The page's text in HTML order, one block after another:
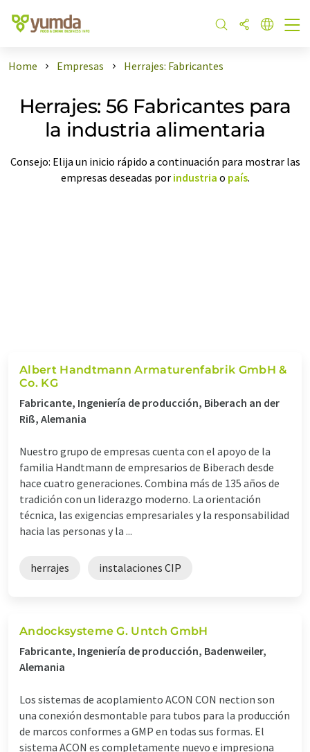
Home Empresas Herrajes: Fabricantes
Herrajes: 56 Fabricantes para
la industria alimentaria
Consejo: Elija un inicio rápido a continuación para mostrar las
empresas deseadas por industria o país.
Albert Handtmann Armaturenfabrik GmbH &
Co. KG
Fabricante, Ingeniería de producción, Biberach an der
Riß, Alemania
Nuestro grupo de empresas cuenta con el apoyo de la
familia Handtmann de empresarios de Biberach desde
hace cuatro generaciones. Combina más de 135 años de
tradición con un liderazgo moderno. La orientación
técnica, las exigencias empresariales y la responsabilidad
hacia las personas y la ...
herrajes instalaciones CIP
Andocksysteme G. Untch GmbH
Fabricante, Ingeniería de producción, Badenweiler,
Alemania
Los sistemas de acoplamiento ACON CON nection son
una conexión desmontable para tubos para la producción
de marcos conformes a GMP en todas sus formas. El
sistema ACON es completamente nuevo e impresiona